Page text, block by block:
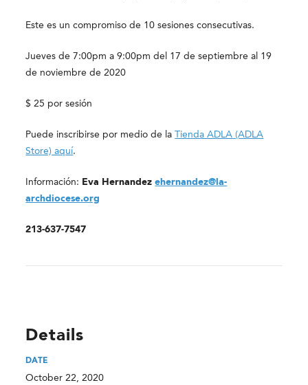
Este es un compromiso de 10 sesiones consecutivas.
Jueves de 7:00pm a 9:00pm del 17 de septiembre al 19
de noviembre de 2020
$ 25 por sesión
Puede inscribirse por medio de laTienda ADLA (ADLA
Store) aquí.
Información: Eva Hernandezehernandez@la-
archdiocese.org
213-637-7547
Details
DATE
October 22, 2020